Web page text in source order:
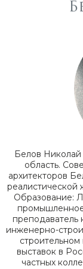
Белов Николай
область.
архитекторов
реалистической
Образование:
инженерно-
строительном
выставок в
частных